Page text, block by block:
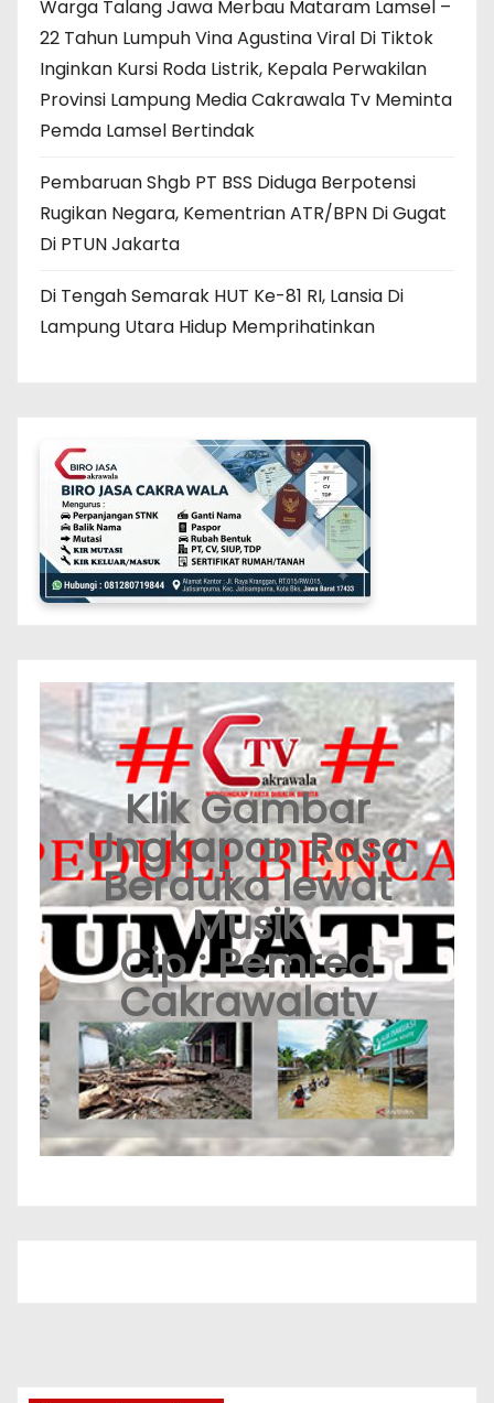
Warga Talang Jawa Merbau Mataram Lamsel –
22 Tahun Lumpuh Vina Agustina Viral Di Tiktok
Inginkan Kursi Roda Listrik, Kepala Perwakilan
Provinsi Lampung Media Cakrawala Tv Meminta
Pemda Lamsel Bertindak
Pembaruan Shgb PT BSS Diduga Berpotensi
Rugikan Negara, Kementrian ATR/BPN Di Gugat
Di PTUN Jakarta
Di Tengah Semarak HUT Ke-81 RI, Lansia Di
Lampung Utara Hidup Memprihatinkan
Klik Gambar
Ungkapan Rasa
Berduka lewat
Musik
Cip : Pemred
Cakrawalatv